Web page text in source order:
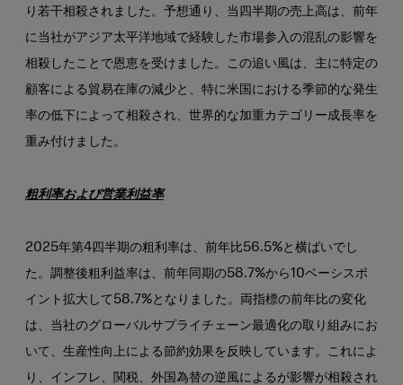
り若干相殺されました。予想通り、当四半期の売上高は、前年
に当社がアジア太平洋地域で経験した市場参入の混乱の影響を
相殺したことで恩恵を受けました。この追い風は、主に特定の
顧客による貿易在庫の減少と、特に米国における季節的な発生
率の低下によって相殺され、世界的な加重カテゴリー成長率を
重み付けました。
粗利率および営業利益率
2025年第4四半期の粗利率は、前年比56.5%と横ばいでし
た。調整後粗利益率は、前年同期の58.7%から10ベーシスポ
イント拡大して58.7%となりました。両指標の前年比の変化
は、当社のグローバルサプライチェーン最適化の取り組みにお
いて、生産性向上による節約効果を反映しています。これによ
り、インフレ、関税、外国為替の逆風によるが影響が相殺され